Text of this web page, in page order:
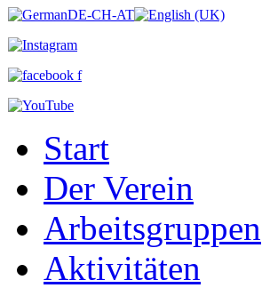
Start
Der Verein
Arbeitsgruppen
Aktivitäten